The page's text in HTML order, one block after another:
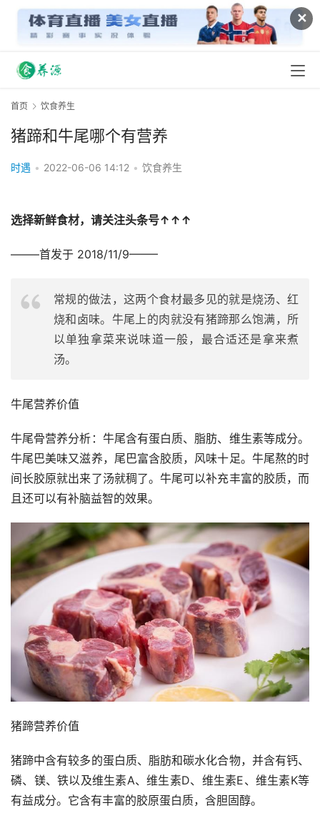
✕
首页 饮食养生
猪蹄和牛尾哪个有营养
时遇 • 2022-06-06 14:12 • 饮食养生
选择新鲜食材，请关注头条号↑↑↑
——–首发于 2018/11/9——–
常规的做法，这两个食材最多见的就是烧汤、红
烧和卤味。牛尾上的肉就没有猪蹄那么饱满，所
以单独拿菜来说味道一般，最合适还是拿来煮
汤。
牛尾营养价值
牛尾骨营养分析：牛尾含有蛋白质、脂肪、维生素等成分。
牛尾巴美味又滋养，尾巴富含胶质，风味十足。牛尾熬的时
间长胶原就出来了汤就稠了。牛尾可以补充丰富的胶质，而
且还可以有补脑益智的效果。
猪蹄营养价值
猪蹄中含有较多的蛋白质、脂肪和碳水化合物，并含有钙、
磷、镁、铁以及维生素A、维生素D、维生素E、维生素K等
有益成分。它含有丰富的胶原蛋白质，含胆固醇。